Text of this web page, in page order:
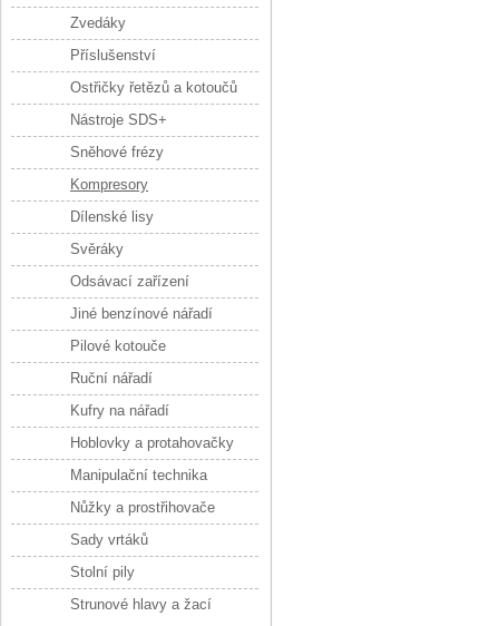
Zvedáky
Příslušenství
Ostřičky řetězů a kotoučů
Nástroje SDS+
Sněhové frézy
Kompresory
Dílenské lisy
Svěráky
Odsávací zařízení
Jiné benzínové nářadí
Pilové kotouče
Ruční nářadí
Kufry na nářadí
Hoblovky a protahovačky
Manipulační technika
Nůžky a prostřihovače
Sady vrtáků
Stolní pily
Strunové hlavy a žací